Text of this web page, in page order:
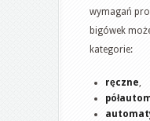
wymagań
bigówek
kategorie:
ręczne,